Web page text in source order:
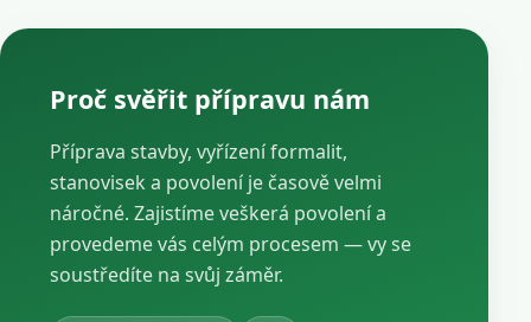
Proč svěřit přípravu nám
Příprava stavby, vyřízení formalit,
stanovisek a povolení je časově velmi
náročné. Zajistíme veškerá povolení a
provedeme vás celým procesem — vy se
soustředíte na svůj záměr.